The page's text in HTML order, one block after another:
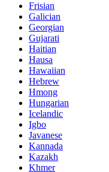
Frisian
Galician
Georgian
Gujarati
Haitian
Hausa
Hawaiian
Hebrew
Hmong
Hungarian
Icelandic
Igbo
Javanese
Kannada
Kazakh
Khmer